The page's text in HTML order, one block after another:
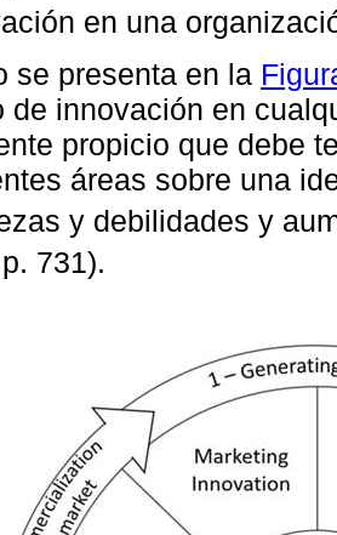
en una
se presenta en la
de innovación en
propicio que debe
áreas sobre una
y debilidades y
731).